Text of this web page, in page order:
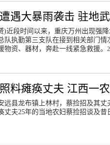
遇大暴雨袭击 驻地
)近段时间以来，重庆万州出现强
队执勤第三支队在接到相关部门
物资、器材，奔赴一线紧急救援。
料瘫痪丈夫 江西一
远县龙布镇上林村，蔡捡招及其
丈夫25年的当地农妇蔡捡招谈及